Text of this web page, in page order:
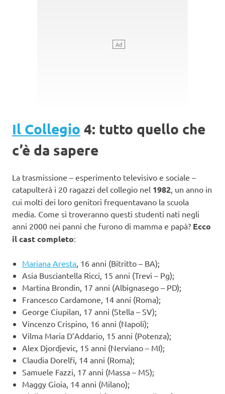
Il Collegio 4: tutto quello che
c’è da sapere
La trasmissione – esperimento televisivo e sociale –
catapulterà i 20 ragazzi del collegio nel 1982 , un anno in
cui molti dei loro genitori frequentavano la scuola
media. Come si troveranno questi studenti nati negli
anni 2000 nei panni che furono di mamma e papà? Ecco
il cast completo:
Mariana Aresta , 16 anni (Bitritto – BA);
Asia Busciantella Ricci, 15 anni (Trevi – Pg);
Martina Brondin, 17 anni (Albignasego – PD);
Francesco Cardamone, 14 anni (Roma);
George Ciupilan, 17 anni (Stella – SV);
Vincenzo Crispino, 16 anni (Napoli);
Vilma Maria D’Addario, 15 anni (Potenza);
Alex Djordjevic, 15 anni (Nerviano – MI);
Claudia Dorelfi, 14 anni (Roma);
Samuele Fazzi, 17 anni (Massa – MS);
Maggy Gioia, 14 anni (Milano);